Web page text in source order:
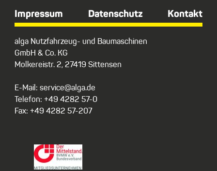
Impressum Datenschutz Kontakt
alga Nutzfahrzeug- und Baumaschinen
GmbH & Co. KG
Molkereistr. 2, 27419 Sittensen
E-Mail: service@alga.de
Telefon: +49 4282 57-0
Fax: +49 4282 57-207